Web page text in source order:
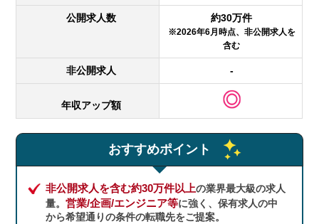
公開求人数 約30万件
※2026年6月時点、非公開求人を
含む
非公開求人 -
年収アップ額
おすすめポイント
非公開求人を含む約30万件以上の業界最大級の求人
量。営業/企画/エンジニア等に強く、保有求人の中
から希望通りの条件の転職先をご提案。